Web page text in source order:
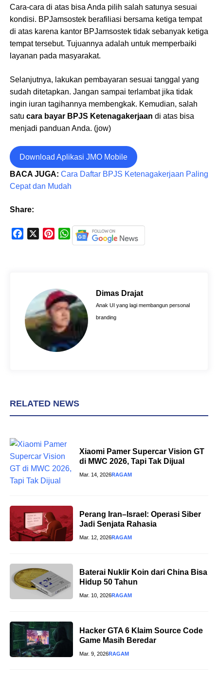
Cara-cara di atas bisa Anda pilih salah satunya sesuai
kondisi. BPJamsostek berafiliasi bersama ketiga tempat
di atas karena kantor BPJamsostek tidak sebanyak ketiga
tempat tersebut. Tujuannya adalah untuk memperbaiki
layanan pada masyarakat.
Selanjutnya, lakukan pembayaran sesuai tanggal yang
sudah ditetapkan. Jangan sampai terlambat jika tidak
ingin iuran tagihannya membengkak. Kemudian, salah
satu cara bayar BPJS Ketenagakerjaan di atas bisa
menjadi panduan Anda. (jow)
Download Aplikasi JMO Mobile
BACA JUGA: Cara Daftar BPJS Ketenagakerjaan Paling
Cepat dan Mudah
Share:
k
r
e
s
t
W
h
A
p
Dimas Drajat
Anak UI yang lagi membangun personal
branding
RELATED NEWS
Xiaomi Pamer Supercar Vision GT
di MWC 2026, Tapi Tak Dijual
Mar. 14, 2026RAGAM
Perang Iran–Israel: Operasi Siber
Jadi Senjata Rahasia
Mar. 12, 2026RAGAM
Baterai Nuklir Koin dari China Bisa
Hidup 50 Tahun
Mar. 10, 2026RAGAM
Hacker GTA 6 Klaim Source Code
Game Masih Beredar
Mar. 9, 2026RAGAM